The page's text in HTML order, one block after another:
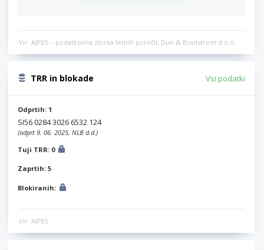
Vir: AJPES – podatkovna zbirka letnih poročil, Dun & Bradstreet d.o.o.
TRR in blokade Vsi podatki
Odprtih: 1
SI56 0284 3026 6532 124
(odprt 9. 06. 2025, NLB d.d.)
Tuji TRR: 0
Zaprtih: 5
Blokiranih:
Vir: AJPES